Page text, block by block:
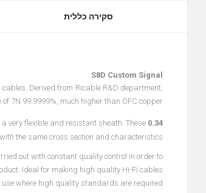
סקירה כללית
S8D Custom Signal
Derived from Ricable R&D department,
7N 99.9999%, much higher than OFC copper.
0.34 mm2
a very flexible and resistant sheath. These
the same cross section and characteristics.
out with constant quality control in order to
Ideal for making high quality Hi-Fi cables
where high quality standards are required.